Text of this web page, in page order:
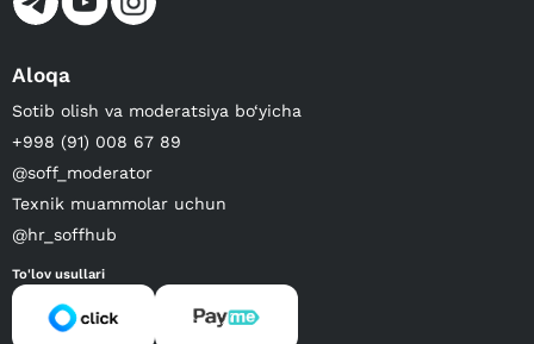
Aloqa
Sotib olish va moderatsiya bo‘yicha
+998 (91) 008 67 89
@soff_moderator
Texnik muammolar uchun
@hr_soffhub
To'lov usullari